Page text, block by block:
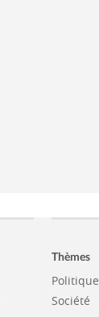
Thèmes
Politique
Société